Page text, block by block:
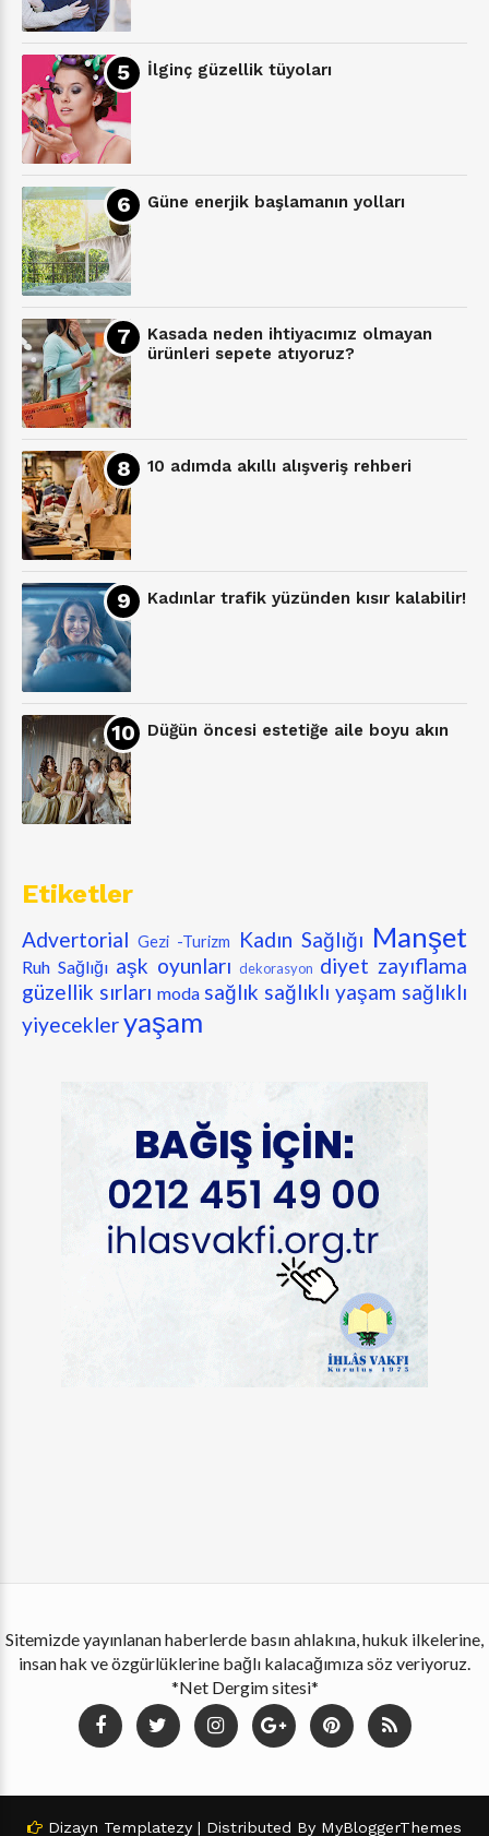
İlginç güzellik tüyoları
Güne enerjik başlamanın yolları
Kasada neden ihtiyacımız olmayan
ürünleri sepete atıyoruz?
10 adımda akıllı alışveriş rehberi
Kadınlar trafik yüzünden kısır kalabilir!
Düğün öncesi estetiğe aile boyu akın
Etiketler
Advertorial Gezi -Turizm Kadın Sağlığı Manşet
Ruh Sağlığı aşk oyunları dekorasyon diyet zayıflama
güzellik sırları moda sağlık sağlıklı yaşam sağlıklı
yiyecekleryaşam
Sitemizde yayınlanan haberlerde basın ahlakına, hukuk ilkelerine,
insan hak ve özgürlüklerine bağlı kalacağımıza söz veriyoruz.
*Net Dergim sitesi*
Dizayn Templatezy | Distributed By MyBloggerThemes